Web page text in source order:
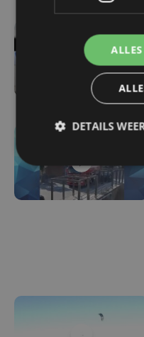
DETAILS